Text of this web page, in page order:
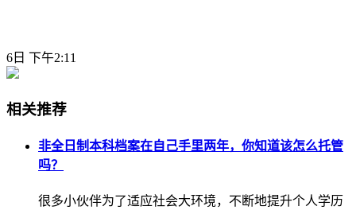
6日 下午2:11
相关推荐
非全日制本科档案在自己手里两年，你知道该怎么托管
吗？
很多小伙伴为了适应社会大环境，不断地提升个人学历